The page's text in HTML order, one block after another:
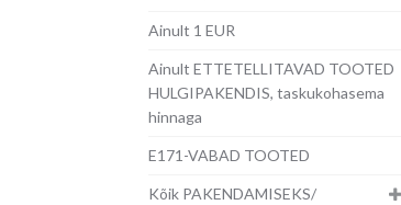
Ainult 1 EUR
Ainult ETTETELLITAVAD TOOTED
HULGIPAKENDIS, taskukohasema
hinnaga
E171-VABAD TOOTED
Kõik PAKENDAMISEKS/